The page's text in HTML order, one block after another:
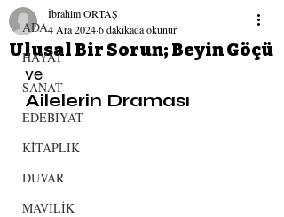
SANAT
GİRİŞ YAP
ADA
HAYAT
SANAT
EDEBİYAT
KİTAPLIK
DUVAR
MAVİLİK
Ulusal Bir Sorun; Beyin Göçü
İbrahim ORTAŞ
4 Ara 20246 dakikada okunur
ve
Ailelerin Draması